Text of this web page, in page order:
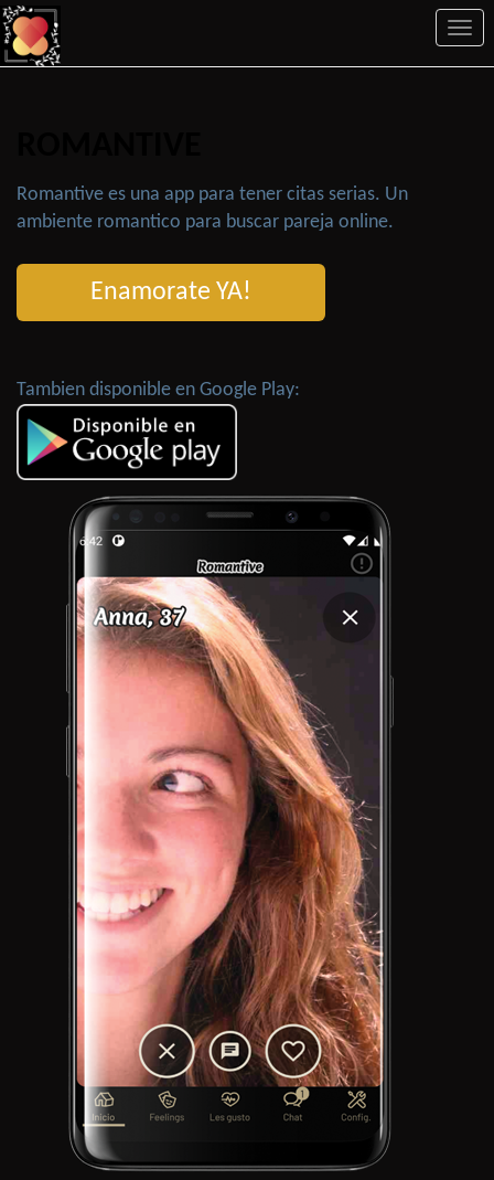
Romantive es una app para tener citas serias. Un
ambiente romantico para buscar pareja online.
Enamorate YA!
Tambien disponible en Google Play: